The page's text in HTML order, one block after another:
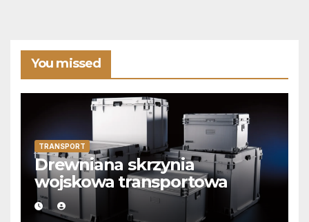
You missed
TRANSPORT
Drewniana skrzynia
wojskowa transportowa